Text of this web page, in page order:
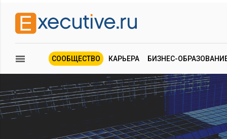
СООБЩЕСТВО КАРЬЕРА БИЗНЕС-